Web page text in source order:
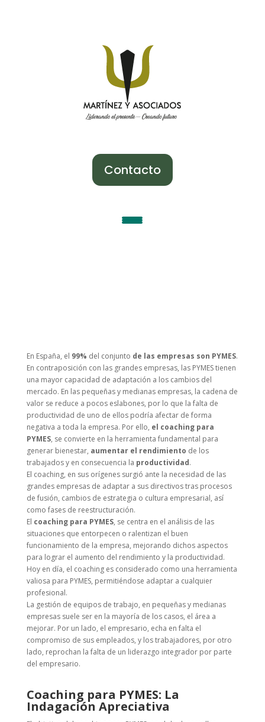
Contacto
En España, el 99% del conjunto de las empresas son PYMES.
En contraposición con las grandes empresas, las PYMES tienen
una mayor capacidad de adaptación a los cambios del
mercado. En las pequeñas y medianas empresas, la cadena de
valor se reduce a pocos eslabones, por lo que la falta de
productividad de uno de ellos podría afectar de forma
negativa a toda la empresa. Por ello, el coaching para
PYMES, se convierte en la herramienta fundamental para
generar bienestar, aumentar el rendimiento de los
trabajados y en consecuencia la productividad.
El coaching, en sus orígenes surgió ante la necesidad de las
grandes empresas de adaptar a sus directivos tras procesos
de fusión, cambios de estrategia o cultura empresarial, así
como fases de reestructuración.
El coaching para PYMES, se centra en el análisis de las
situaciones que entorpecen o ralentizan el buen
funcionamiento de la empresa, mejorando dichos aspectos
para lograr el aumento del rendimiento y la productividad.
Hoy en día, el coaching es considerado como una herramienta
valiosa para PYMES, permitiéndose adaptar a cualquier
profesional.
La gestión de equipos de trabajo, en pequeñas y medianas
empresas suele ser en la mayoría de los casos, el área a
mejorar. Por un lado, el empresario, echa en falta el
compromiso de sus empleados, y los trabajadores, por otro
lado, reprochan la falta de un liderazgo integrador por parte
del empresario.
Coaching para PYMES: La
Indagación Apreciativa